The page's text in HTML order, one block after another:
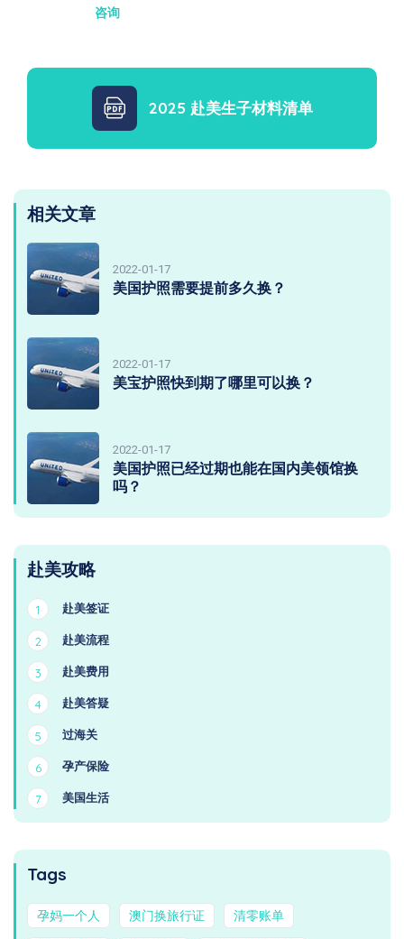
咨询
2025 赴美生子材料清单
相关文章
2022-01-17
美国护照需要提前多久换？
2022-01-17
美宝护照快到期了哪里可以换？
2022-01-17
美国护照已经过期也能在国内美领馆换
吗？
赴美攻略
1 赴美签证
2 赴美流程
3 赴美费用
4 赴美答疑
5 过海关
6 孕产保险
7 美国生活
Tags
孕妈一个人 澳门换旅行证 清零账单